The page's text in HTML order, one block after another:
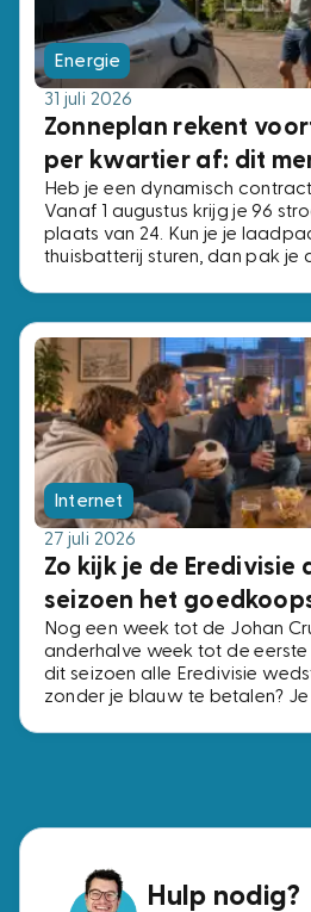
Energie
31 juli 2026
Zonneplan rekent
per kwartier af: dit
Heb je een dynamisch
Vanaf 1 augustus krijg je 96
plaats van 24. Kun je je
thuisbatterij sturen, dan pak je
Internet
27 juli 2026
Zo kijk je de Eredivisie
seizoen het
Nog een week tot de Johan
anderhalve week tot de eerste
dit seizoen alle Eredivisie
zonder je blauw te betalen? Je
Hulp nodig?